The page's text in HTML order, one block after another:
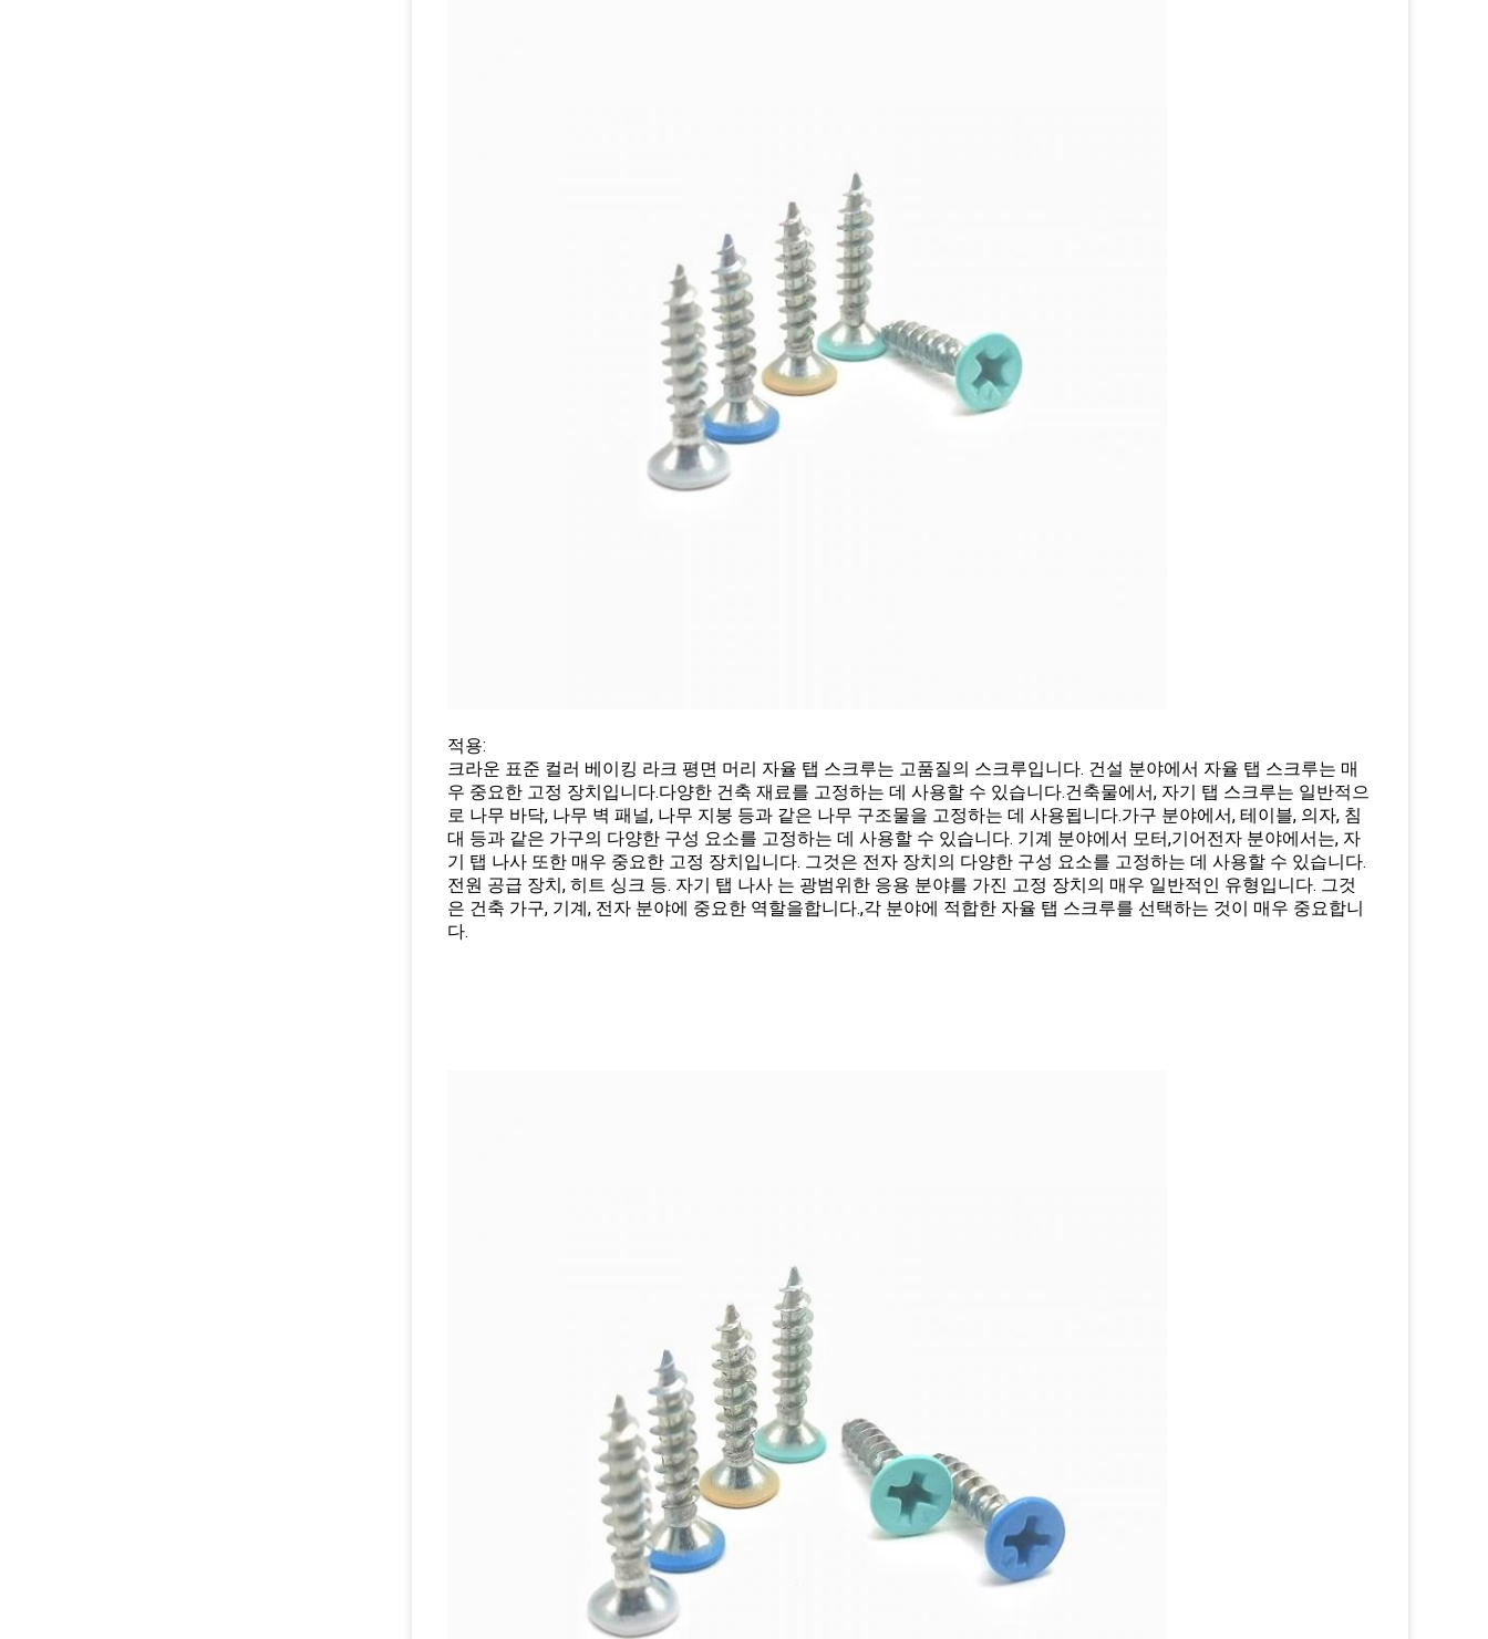
적용:
크라운 표준 컬러 베이킹 라크 평면 머리 자율 탭 스크루는 고품질의 스크루입니다. 건설 분야에서 자율 탭 스크루는 매
우 중요한 고정 장치입니다.다양한 건축 재료를 고정하는 데 사용할 수 있습니다.건축물에서, 자기 탭 스크루는 일반적으
로 나무 바닥, 나무 벽 패널, 나무 지붕 등과 같은 나무 구조물을 고정하는 데 사용됩니다.가구 분야에서, 테이블, 의자, 침
대 등과 같은 가구의 다양한 구성 요소를 고정하는 데 사용할 수 있습니다. 기계 분야에서 모터,기어전자 분야에서는, 자
기 탭 나사 또한 매우 중요한 고정 장치입니다. 그것은 전자 장치의 다양한 구성 요소를 고정하는 데 사용할 수 있습니다.
전원 공급 장치, 히트 싱크 등. 자기 탭 나사 는 광범위한 응용 분야를 가진 고정 장치의 매우 일반적인 유형입니다. 그것
은 건축 가구, 기계, 전자 분야에 중요한 역할을합니다.,각 분야에 적합한 자율 탭 스크루를 선택하는 것이 매우 중요합니
다.